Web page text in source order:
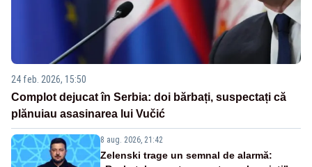
24 feb. 2026, 15:50
Complot dejucat în Serbia: doi bărbați, suspectați că
plănuiau asasinarea lui Vučić
8 aug. 2026, 21:42
Zelenski trage un semnal de alarmă: